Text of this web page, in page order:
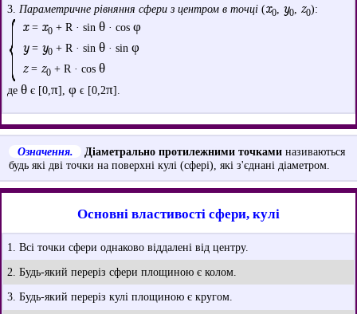
3. Параметричне рівняння сфери з центром в точці (x0 y0 z0):
x= x0+ R · sin θ· cos φ
y= y0+ R · sin θ· sin φ
z= z0+ R · cos θ
де θ є [0,π], φ ϵ [0,2π].
Означення. Діаметрально протилежними точками називаються
будь які дві точки на поверхні кулі (сфері), які з'єднані діаметром.
Основні властивості сфери, кулі
1. Всі точки сфери однаково віддалені від центру.
2. Будь-який переріз сфери площиною є колом.
3. Будь-який переріз кулі площиною є кругом.